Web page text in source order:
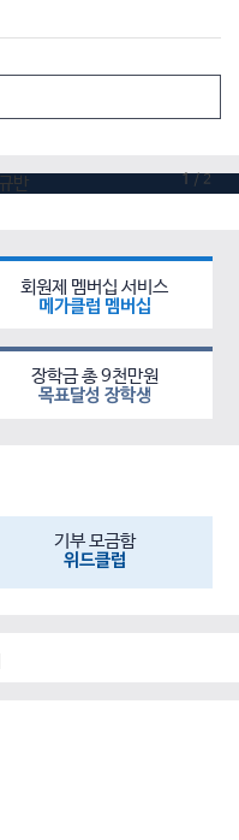
1 / 2
회원제 멤버십 서비스
메가클럽 멤버십
장학금 총 9천만원
목표달성 장학생
기부 모금함
위드클럽